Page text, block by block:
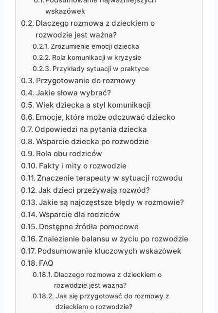
wskazówek
Dlaczego rozmowa z dzieckiem o
rozwodzie jest ważna?
Zrozumienie emocji dziecka
Rola komunikacji w kryzysie
Przykłady sytuacji w praktyce
Przygotowanie do rozmowy
Jakie słowa wybrać?
Wiek dziecka a styl komunikacji
Emocje, które może odczuwać dziecko
Odpowiedzi na pytania dziecka
Wsparcie dziecka po rozwodzie
Rola obu rodziców
Fakty i mity o rozwodzie
Znaczenie terapeuty w sytuacji rozwodu
Jak dzieci przeżywają rozwód?
Jakie są najczęstsze błędy w rozmowie?
Wsparcie dla rodziców
Dostępne źródła pomocowe
Znalezienie balansu w życiu po rozwodzie
Podsumowanie kluczowych wskazówek
FAQ
Dlaczego rozmowa z dzieckiem o
rozwodzie jest ważna?
Jak się przygotować do rozmowy z
dzieckiem o rozwodzie?